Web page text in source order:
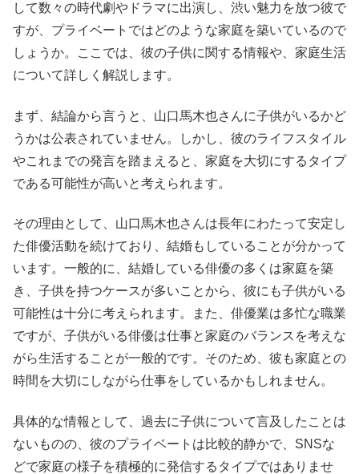
して数々の時代劇やドラマに出演し、渋い魅力を放つ彼で
すが、プライベートではどのような家庭を築いているので
しょうか。ここでは、彼の子供に関する情報や、家庭生活
について詳しく解説します。
まず、結論から言うと、山口馬木也さんに子供がいるかど
うかは公表されていません。しかし、彼のライフスタイル
やこれまでの発言を踏まえると、家庭を大切にするタイプ
である可能性が高いと考えられます。
その理由として、山口馬木也さんは長年にわたって安定し
た俳優活動を続けており、結婚もしていることが分かって
います。一般的に、結婚している俳優の多くは家庭を築
き、子供を持つケースが多いことから、彼にも子供がいる
可能性は十分に考えられます。また、俳優業は多忙な職業
ですが、子供がいる俳優は仕事と家庭のバランスを考えな
がら生活することが一般的です。そのため、彼も家庭との
時間を大切にしながら仕事をしているかもしれません。
具体的な情報として、過去に子供について言及したことは
ないものの、彼のプライベートは比較的静かで、SNSな
どで家庭の様子を積極的に発信するタイプではありませ